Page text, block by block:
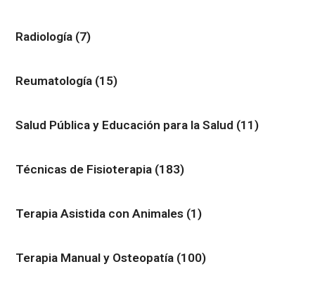
Radiología (7)
Reumatología (15)
Salud Pública y Educación para la Salud (11)
Técnicas de Fisioterapia (183)
Terapia Asistida con Animales (1)
Terapia Manual y Osteopatía (100)